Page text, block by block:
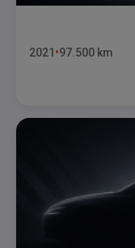
2021 97.500 km